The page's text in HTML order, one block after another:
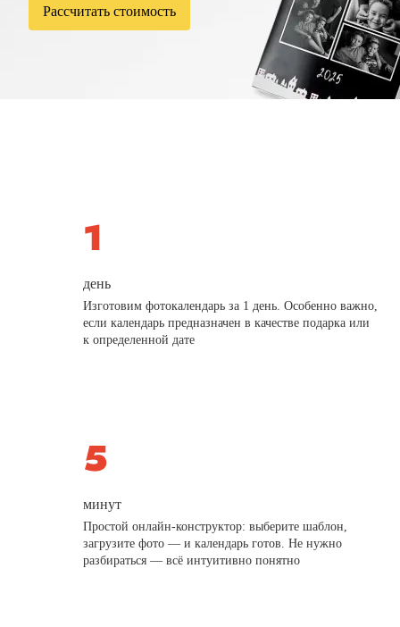
Рассчитать стоимость
день
Изготовим фотокалендарь за 1 день. Особенно важно,
если календарь предназначен в качестве подарка или
к определенной дате
минут
Простой онлайн-конструктор: выберите шаблон,
загрузите фото — и календарь готов. Не нужно
разбираться — всё интуитивно понятно